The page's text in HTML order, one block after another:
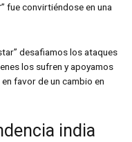
” fue convirtiéndose en una
desafiamos los ataques
los sufren y apoyamos
favor de un cambio en
india